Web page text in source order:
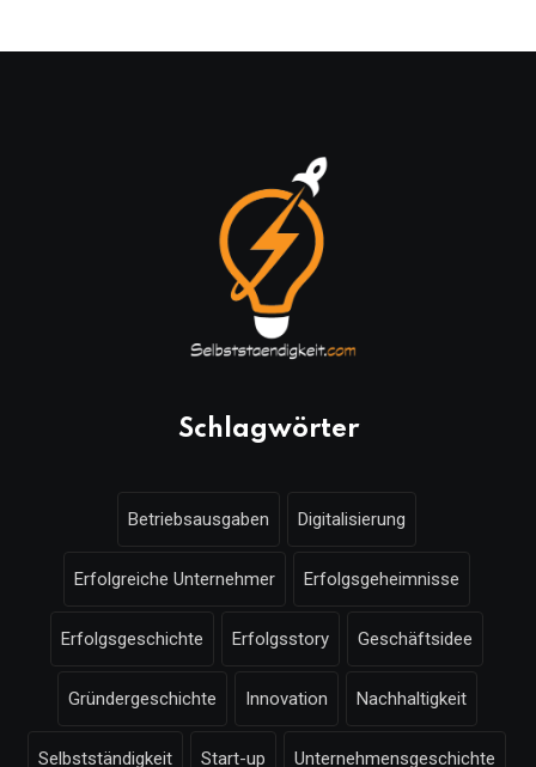
Schlagwörter
Betriebsausgaben Digitalisierung
Erfolgreiche Unternehmer Erfolgsgeheimnisse
Erfolgsgeschichte Erfolgsstory Geschäftsidee
Gründergeschichte Innovation Nachhaltigkeit
Selbstständigkeit Start-up Unternehmensgeschichte